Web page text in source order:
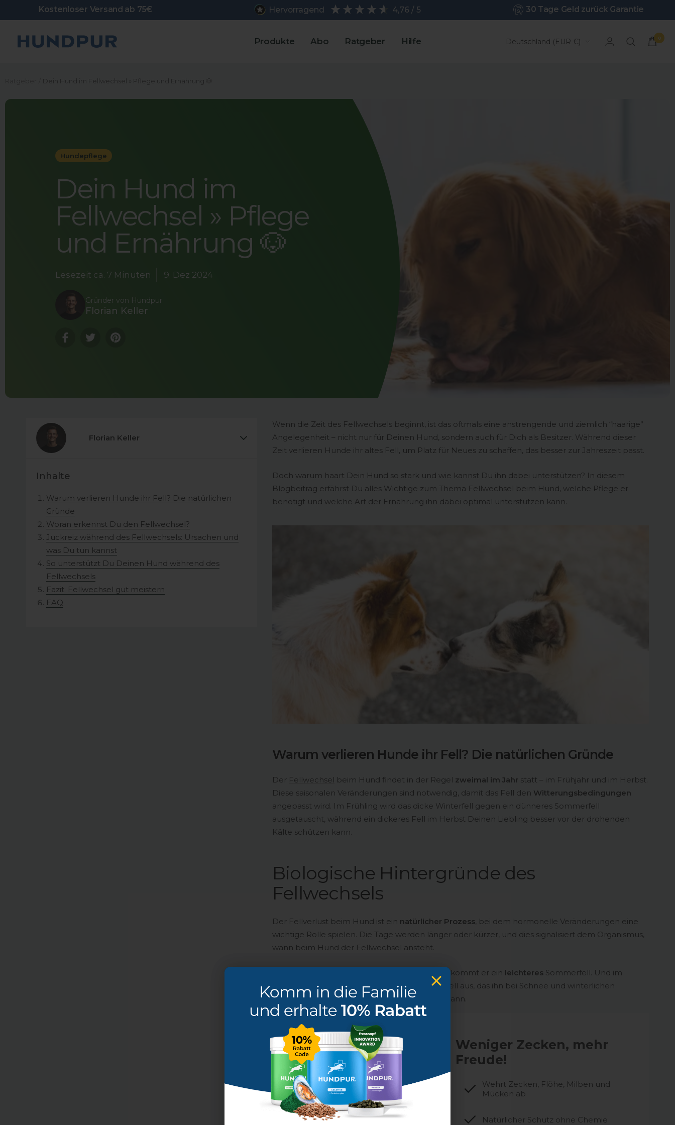
zum
30 Tage Geld zurück Garantie
Kostenloser Versand ab 75€ Hervorragend 4,76 / 5
Produkte Abo Ratgeber Hilfe
Hundpur Land/Region
Deutschland (EUR €) 0
Hundepflege
Dein Hund im
Fellwechsel » Pflege
und Ernährung 🐶
Lesezeit ca. 7 Minuten 9. Dez 2024
Gründer von Hundpur
Florian Keller
TranslationTranslationTranslation
Florian Keller
Inhalte
Warum verlieren Hunde ihr Fell? Die natürlichen
Gründe
Woran erkennst Du den Fellwechsel?
Juckreiz während des Fellwechsels: Ursachen und
was Du tun kannst
So unterstützt Du Deinen Hund während des
Fellwechsels
Fazit: Fellwechsel gut meistern
FAQ
Wenn die Zeit des Fellwechsels beginnt, ist das oftmals eine anstrengende und ziemlich “haarige”
Angelegenheit – nicht nur für Deinen Hund, sondern auch für Dich als Besitzer. Während dieser
Zeit verlieren Hunde ihr altes Fell, um Platz für Neues zu schaffen, das besser zur Jahreszeit passt.
Doch warum haart Dein Hund so stark und wie kannst Du ihn dabei unterstützen? In diesem
Blogbeitrag erfährst Du alles Wichtige zum Thema Fellwechsel beim Hund, welche Pflege er
benötigt und welche Art der Ernährung ihn dabei optimal unterstützen kann.
Warum verlieren Hunde ihr Fell? Die natürlichen Gründe
Der Fellwechsel beim Hund findet in der Regel zweimal im Jahr statt – im Frühjahr und im Herbst.
Diese saisonalen Veränderungen sind notwendig, damit das Fell den Witterungsbedingungen
angepasst wird. Im Frühling wird das dicke Winterfell gegen ein dünneres Sommerfell
ausgetauscht, während ein dickeres Fell im Herbst Deinen Liebling besser vor der drohenden
Kälte schützen kann.
Biologische Hintergründe des
Fellwechsels
Der Fellverlust beim Hund ist ein natürlicher Prozess, bei dem hormonelle Veränderungen eine
wichtige Rolle spielen. Die Tage werden länger oder kürzer, und dies signalisiert dem Organismus,
wann beim Hund der Fellwechsel ansteht.
Damit er im Sommer nicht schwitzen muss, bekommt er ein leichteres Sommerfell. Und im
Winter bilden sie ein
dichteres und dickeres Fell aus, das ihn bei Schnee und winterlichen
Temperaturen besser wärmen und schützen kann.
Weniger Zecken, mehr
Freude!
Wehrt Zecken, Flöhe, Milben und
Mücken ab
Natürlicher Schutz ohne Chemie